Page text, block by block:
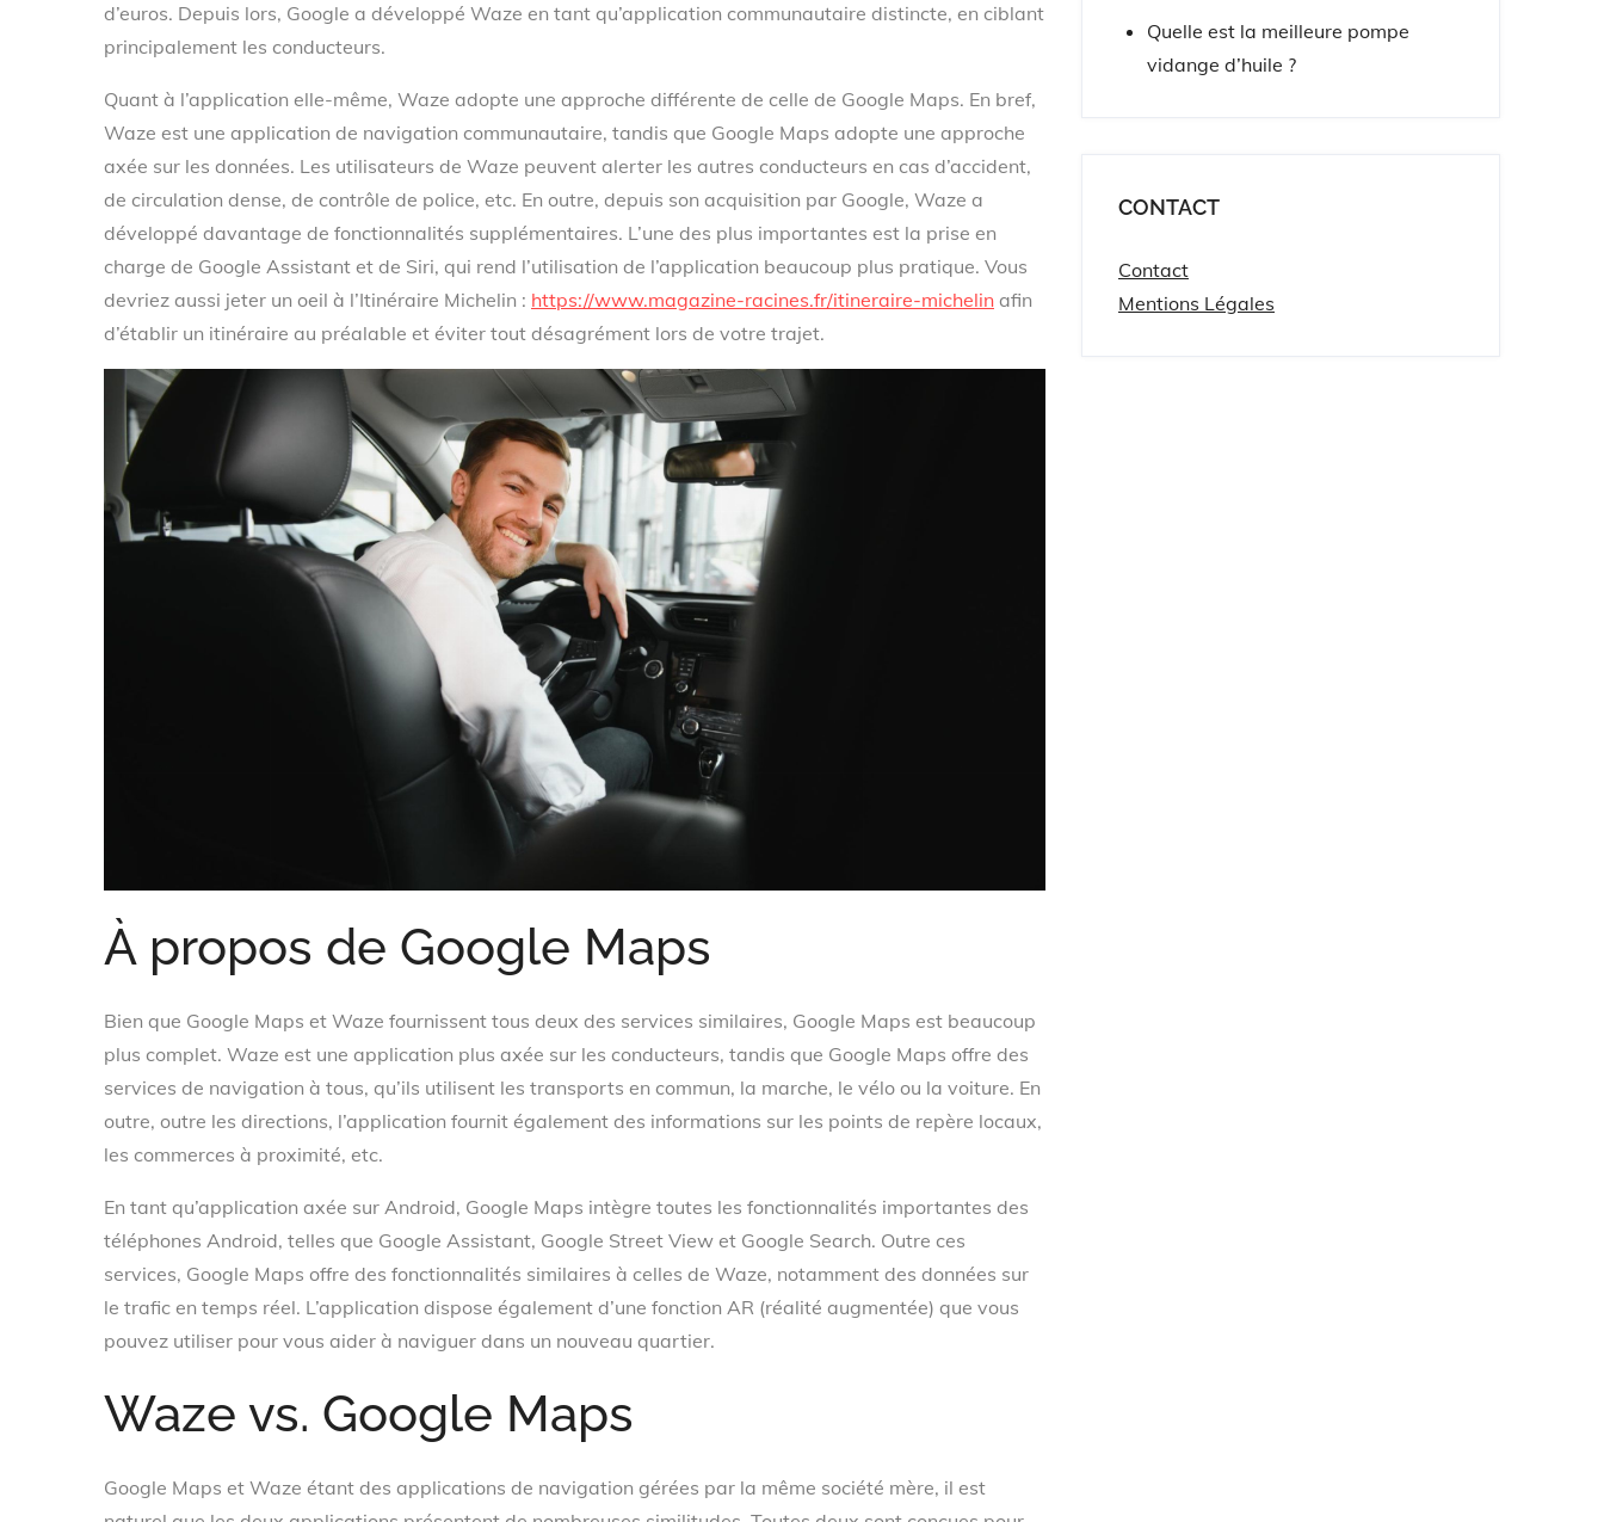
d’euros. Depuis lors, Google a développé Waze en tant qu’application communautaire distincte, en ciblant
principalement les conducteurs.
Quant à l’application elle-même, Waze adopte une approche différente de celle de Google Maps. En bref,
Waze est une application de navigation communautaire, tandis que Google Maps adopte une approche
axée sur les données. Les utilisateurs de Waze peuvent alerter les autres conducteurs en cas d’accident,
de circulation dense, de contrôle de police, etc. En outre, depuis son acquisition par Google, Waze a
développé davantage de fonctionnalités supplémentaires. L’une des plus importantes est la prise en
charge de Google Assistant et de Siri, qui rend l’utilisation de l’application beaucoup plus pratique. Vous
devriez aussi jeter un oeil à l’Itinéraire Michelin : https://www.magazine-racines.fr/itineraire-michelin afin
d’établir un itinéraire au préalable et éviter tout désagrément lors de votre trajet.
À propos de Google Maps
Bien que Google Maps et Waze fournissent tous deux des services similaires, Google Maps est beaucoup
plus complet. Waze est une application plus axée sur les conducteurs, tandis que Google Maps offre des
services de navigation à tous, qu’ils utilisent les transports en commun, la marche, le vélo ou la voiture. En
outre, outre les directions, l’application fournit également des informations sur les points de repère locaux,
les commerces à proximité, etc.
En tant qu’application axée sur Android, Google Maps intègre toutes les fonctionnalités importantes des
téléphones Android, telles que Google Assistant, Google Street View et Google Search. Outre ces
services, Google Maps offre des fonctionnalités similaires à celles de Waze, notamment des données sur
le trafic en temps réel. L’application dispose également d’une fonction AR (réalité augmentée) que vous
pouvez utiliser pour vous aider à naviguer dans un nouveau quartier.
Waze vs. Google Maps
Google Maps et Waze étant des applications de navigation gérées par la même société mère, il est
Quelle est la meilleure pompe
vidange d’huile ?
CONTACT
Contact
Mentions Légales